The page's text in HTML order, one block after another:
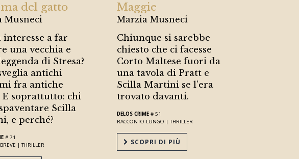
del gatto
Musneci
interesse a far
una vecchia e
di Stresa?
antichi
fra antiche
E soprattutto: chi
Scilla
e perché?
# 71
| THRILLER
Maggie
Marzia Musneci
Chiunque si sarebbe
chiesto che ci facesse
Corto Maltese fuori da
una tavola di Pratt e
Scilla Martini se l’era
trovato davanti.
DELOS CRIME # 51
RACCONTO LUNGO | THRILLER
SCOPRI DI PIÙ